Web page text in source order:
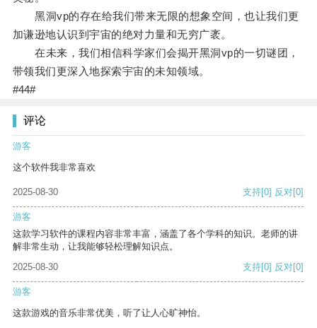
黑洞vp的存在给我们带来无限的想象空间，也让我们更
加谦逊地认识到宇宙的绝对力量和无穷广袤。
在未来，我们相信科学家们会揭开黑洞vp的一切谜团，
带领我们更深入地探索宇宙的未知领域。
#44#
评论
游客
这个软件我非常喜欢
2025-08-30 支持[0] 反对[0]
游客
这款学习软件的课程内容非常丰富，涵盖了各个学科的知识。老师的讲
解非常生动，让我能够轻松理解知识点。
2025-08-30
支持[0] 反对[0]
游客
这款游戏的音乐非常优美，听了让人心旷神怡。